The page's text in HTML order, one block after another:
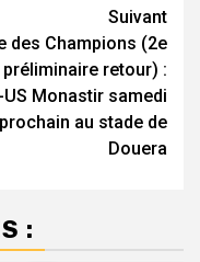
Suivant
des Champions (2e
retour) :
US Monastir samedi
prochain au stade de
Douera
: